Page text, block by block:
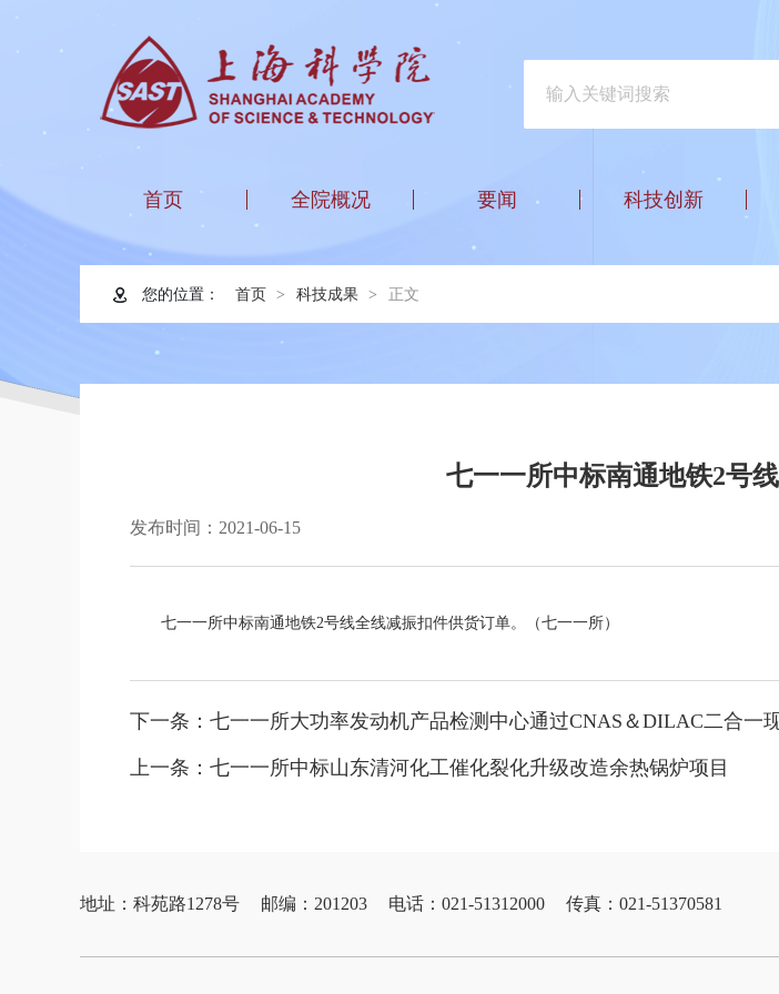
首页 全院概况 要闻 科技创新
您的位置： 首页 科技成果 正文
七一一所中标南通地铁2号
发布时间：2021-06-15
七一一所中标南通地铁2号线全线减振扣件供货订单。（七一一所）
下一条： 七一一所大功率发动机产品检测中心通过CNAS＆DILAC二合一
上一条： 七一一所中标山东清河化工催化裂化升级改造余热锅炉项目
地址：科苑路1278号 邮编：201203 电话：021-51312000 传真：021-51370581